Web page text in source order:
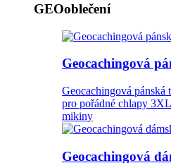
GEOoblečení
Geocachingová
Geocachingová pánská
pro pořádné chlapy
mikiny
Geocachingová